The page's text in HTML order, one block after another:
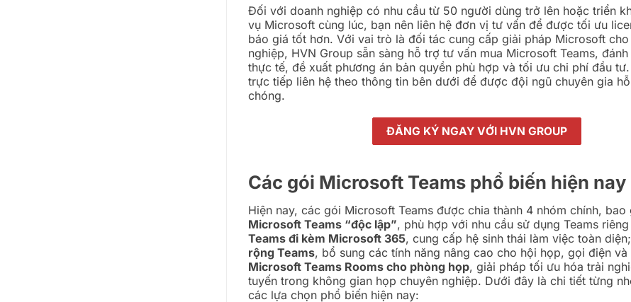
Đối với doanh nghiệp có nhu cầu từ 50 người dùng trở lên hoặc triển
vụ Microsoft cùng lúc, bạn nên liên hệ đơn vị tư vấn để được tối ưu
báo giá tốt hơn. Với vai trò là đối tác cung cấp giải pháp Microsoft
nghiệp, HVN Group sẵn sàng hỗ trợ tư vấn mua Microsoft Teams,
thực tế, đề xuất phương án bản quyền phù hợp và tối ưu chi phí đầu
trực tiếp liên hệ theo thông tin bên dưới để được đội ngũ chuyên gia
chóng.
ĐĂNG KÝ NGAY VỚI HVN GROUP
Các gói Microsoft Teams phổ biến hiện nay
Hiện nay, các gói Microsoft Teams được chia thành 4 nhóm chính, bao
Microsoft Teams “độc lập”, phù hợp với nhu cầu sử dụng Teams riêng
Teams đi kèm Microsoft 365, cung cấp hệ sinh thái làm việc toàn
rộng Teams, bổ sung các tính năng nâng cao cho hội họp, gọi điện và
Microsoft Teams Rooms cho phòng họp, giải pháp tối ưu hóa trải
tuyến trong không gian họp chuyên nghiệp. Dưới đây là chi tiết từng
các lựa chọn phổ biến hiện nay: